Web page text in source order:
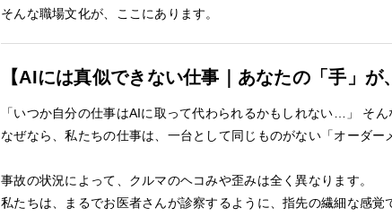
そんな職場文化が、ここにあります。
【AIには真似できない仕事｜あなたの「手」が
「いつか自分の仕事はAIに取って代わられるかもしれない…」 そ
なぜなら、私たちの仕事は、一台として同じものがない「オーダー
事故の状況によって、クルマのヘコみや歪みは全く異なります。
私たちは、まるでお医者さんが診察するように、指先の繊細な感